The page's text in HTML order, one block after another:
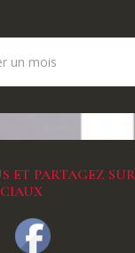
ET PARTAGEZ